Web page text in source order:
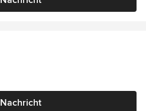
Nachricht